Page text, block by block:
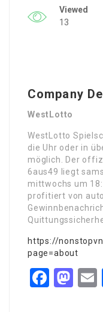
Viewed
13
Company
WestLotto
WestLotto
die Uhr oder in
möglich. Der
6aus49 liegt
mittwochs um
profitiert von
https://
page=about